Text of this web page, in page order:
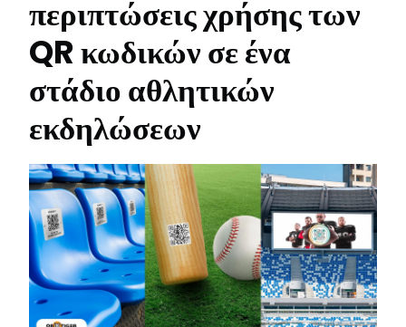
περιπτώσεις χρήσης των
QR κωδικών σε ένα
στάδιο αθλητικών
εκδηλώσεων